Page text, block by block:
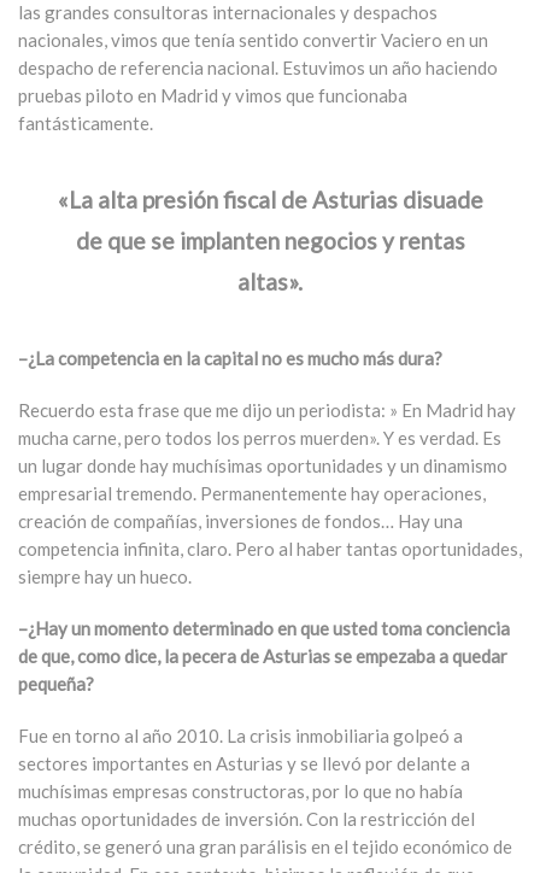
las grandes consultoras internacionales y despachos
nacionales, vimos que tenía sentido convertir Vaciero en un
despacho de referencia nacional. Estuvimos un año haciendo
pruebas piloto en Madrid y vimos que funcionaba
fantásticamente.
«La alta presión fiscal de Asturias disuade
de que se implanten negocios y rentas
altas».
–¿La competencia en la capital no es mucho más dura?
Recuerdo esta frase que me dijo un periodista: » En Madrid hay
mucha carne, pero todos los perros muerden». Y es verdad. Es
un lugar donde hay muchísimas oportunidades y un dinamismo
empresarial tremendo. Permanentemente hay operaciones,
creación de compañías, inversiones de fondos… Hay una
competencia infinita, claro. Pero al haber tantas oportunidades,
siempre hay un hueco.
–¿Hay un momento determinado en que usted toma conciencia
de que, como dice, la pecera de Asturias se empezaba a quedar
pequeña?
Fue en torno al año 2010. La crisis inmobiliaria golpeó a
sectores importantes en Asturias y se llevó por delante a
muchísimas empresas constructoras, por lo que no había
muchas oportunidades de inversión. Con la restricción del
crédito, se generó una gran parálisis en el tejido económico de